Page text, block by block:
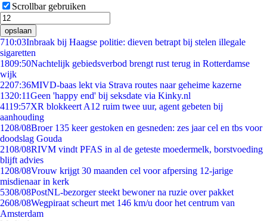
Scrollbar gebruiken
opslaan
710:03Inbraak bij Haagse politie: dieven betrapt bij stelen illegale
sigaretten
1809:50Nachtelijk gebiedsverbod brengt rust terug in Rotterdamse
wijk
2207:36MIVD-baas lekt via Strava routes naar geheime kazerne
1320:11Geen 'happy end' bij seksdate via Kinky.nl
4119:57XR blokkeert A12 ruim twee uur, agent gebeten bij
aanhouding
1208/08Broer 135 keer gestoken en gesneden: zes jaar cel en tbs voor
doodslag Gouda
2108/08RIVM vindt PFAS in al de geteste moedermelk, borstvoeding
blijft advies
1208/08Vrouw krijgt 30 maanden cel voor afpersing 12-jarige
misdienaar in kerk
5308/08PostNL-bezorger steekt bewoner na ruzie over pakket
2608/08Wegpiraat scheurt met 146 km/u door het centrum van
Amsterdam